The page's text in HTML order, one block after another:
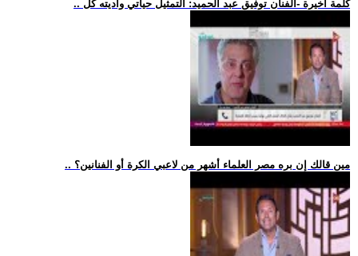
.. كلمة أخيرة -الفنان توفيق عبد الحميد: التمثيل حياتي وأديته كل
.. مين قالك إن بره مصر العلماء أشهر من لاعبي الكرة أو الفنانين؟